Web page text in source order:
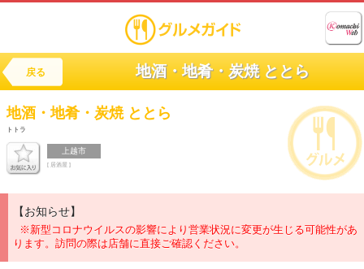
戻る 地酒・地肴・炭焼 ととら
地酒・地肴・炭焼 ととら
トトラ
上越市
[ 居酒屋 ]
【お知らせ】
※新型コロナウイルスの影響により営業状況に変更が生じる可能性があ
ります。訪問の際は店舗に直接ご確認ください。